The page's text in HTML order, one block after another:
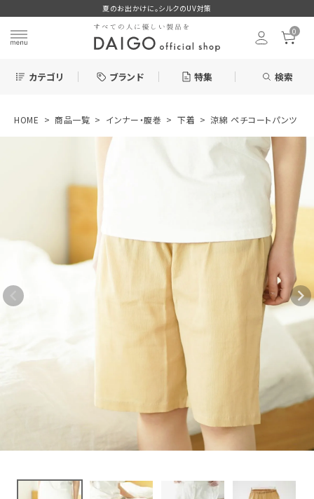
夏のお出かけに。シルクのUV対策
0
カテゴリ ブランド 特集 検索
search
涼綿 ペチコート
新着＆再入荷商品
HOME 商品一覧 インナー・腹巻 下着 涼綿 ペチコートパンツ